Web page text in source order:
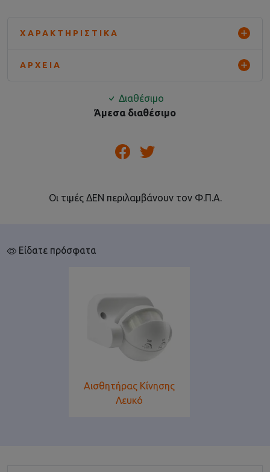
ΧΑΡΑΚΤΗΡΙΣΤΙΚΆ
ΑΡΧΕΊΑ
Διαθέσιμο
Άμεσα διαθέσιμο
Οι τιμές ΔΕΝ περιλαμβάνουν τον Φ.Π.Α.
Είδατε πρόσφατα
Αισθητήρας Κίνησης
Λευκό